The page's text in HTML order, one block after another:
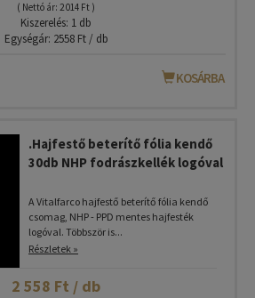
( Nettó ár: 2 014 Ft )
Kiszerelés: 1 db
Egységár: 2558 Ft / db
KOSÁRBA
.Hajfestő beterítő fólia kendő
30db NHP fodrászkellék logóval
A Vitalfarco hajfestő beterítő fólia kendő
csomag, NHP - PPD mentes hajfesték
logóval. Többször is...
Részletek »
2 558 Ft / db